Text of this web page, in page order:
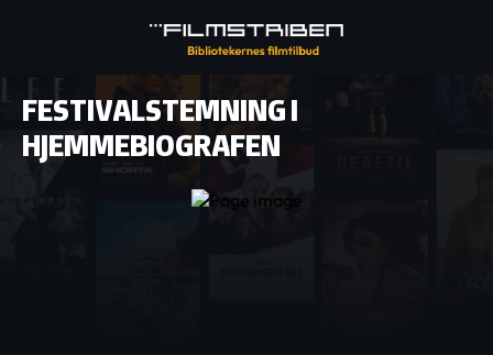
FESTIVALSTEMNING I
HJEMMEBIOGRAFEN